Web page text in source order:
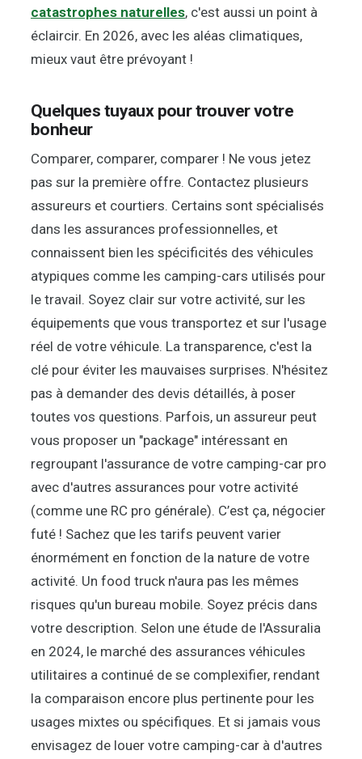
catastrophes naturelles, c'est aussi un point à
éclaircir. En 2026, avec les aléas climatiques,
mieux vaut être prévoyant !
Quelques tuyaux pour trouver votre
bonheur
Comparer, comparer, comparer ! Ne vous jetez
pas sur la première offre. Contactez plusieurs
assureurs et courtiers. Certains sont spécialisés
dans les assurances professionnelles, et
connaissent bien les spécificités des véhicules
atypiques comme les camping-cars utilisés pour
le travail. Soyez clair sur votre activité, sur les
équipements que vous transportez et sur l'usage
réel de votre véhicule. La transparence, c'est la
clé pour éviter les mauvaises surprises. N'hésitez
pas à demander des devis détaillés, à poser
toutes vos questions. Parfois, un assureur peut
vous proposer un "package" intéressant en
regroupant l'assurance de votre camping-car pro
avec d'autres assurances pour votre activité
(comme une RC pro générale). C’est ça, négocier
futé ! Sachez que les tarifs peuvent varier
énormément en fonction de la nature de votre
activité. Un food truck n'aura pas les mêmes
risques qu'un bureau mobile. Soyez précis dans
votre description. Selon une étude de l'Assuralia
en 2024, le marché des assurances véhicules
utilitaires a continué de se complexifier, rendant
la comparaison encore plus pertinente pour les
usages mixtes ou spécifiques. Et si jamais vous
envisagez de louer votre camping-car à d'autres